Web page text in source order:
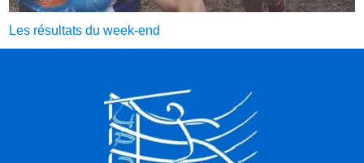
Les résultats du week-end